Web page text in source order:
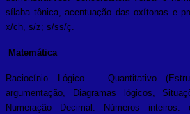
sílaba tônica, acentuação das oxítonas e
x/ch, s/z; s/ss/ç.
Matemática
Raciocínio Lógico – Quantitativo
argumentação, Diagramas lógicos,
Numeração Decimal. Números inteiros: